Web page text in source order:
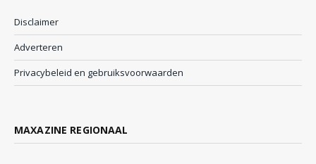
Disclaimer
Adverteren
Privacybeleid en gebruiksvoorwaarden
MAXAZINE REGIONAAL